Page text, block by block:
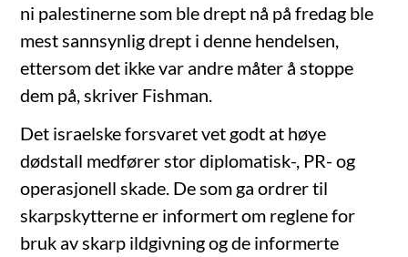
ni palestinerne som ble drept nå på fredag ble
mest sannsynlig drept i denne hendelsen,
ettersom det ikke var andre måter å stoppe
dem på, skriver Fishman.
Det israelske forsvaret vet godt at høye
dødstall medfører stor diplomatisk-, PR- og
operasjonell skade. De som ga ordrer til
skarpskytterne er informert om reglene for
bruk av skarp ildgivning og de informerte